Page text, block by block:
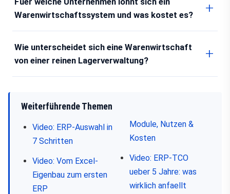
Warenwirtschaftssystem und was kostet es?
Wie unterscheidet sich eine Warenwirtschaft
von einer reinen Lagerverwaltung?
Weiterführende Themen
Video: ERP-Auswahl in
7 Schritten
Video: Vom Excel-
Eigenbau zum ersten
ERP
Module, Nutzen &
Kosten
Video: ERP-TCO
ueber 5 Jahre: was
wirklich anfaellt